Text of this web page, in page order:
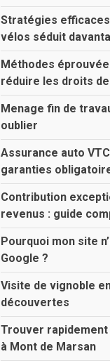
Stratégies efficaces
vélos séduit
Méthodes
réduire les droits
Menage fin de
oublier
Assurance auto
garanties
Contribution
revenus : guide
Pourquoi mon site
Google ?
Visite de vignoble
découvertes
Trouver
à Mont de Marsan